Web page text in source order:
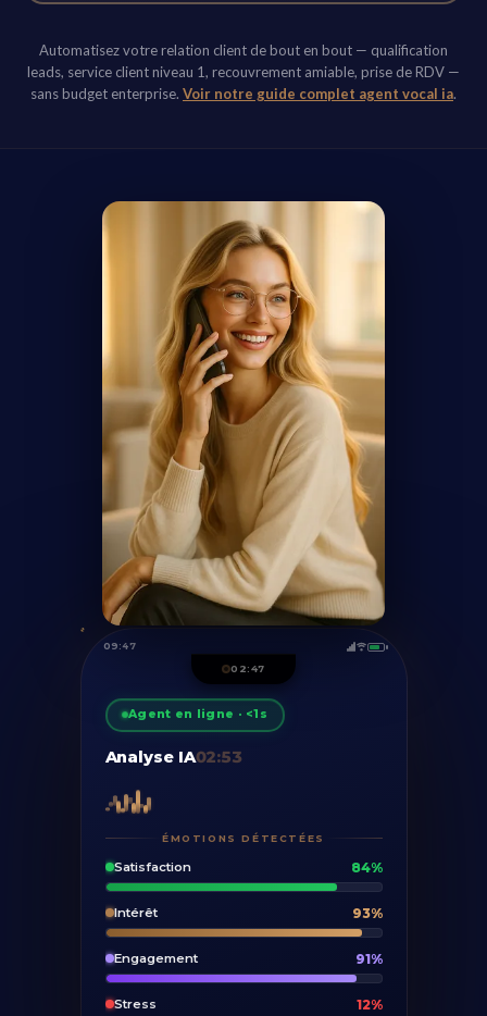
Automatisez votre relation client de bout en bout — qualification
leads, service client niveau 1, recouvrement amiable, prise de RDV —
sans budget enterprise. Voir notre guide complet agent vocal ia.
09:49
02:47
Agent en ligne · <1s
Analyse IA02:55
ÉMOTIONS DÉTECTÉES
Satisfaction 84%
Intérêt 93%
Engagement 91%
Stress 12%